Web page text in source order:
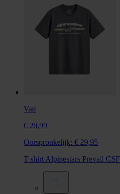
Van
€ 20,99
Oorspronkelijk: € 29,95
T-shirt Alpinestars Prevail CSF